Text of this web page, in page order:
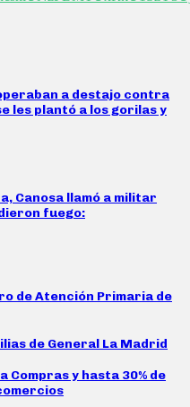
a destajo contra
les plantó a los gorilas y
Canosa llamó a militar
fuego:
de Atención Primaria de
de General La Madrid
Compras y hasta 30% de